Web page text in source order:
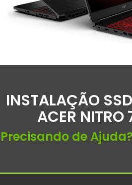
INSTALAÇÃO
ACER NITRO
Precisando de